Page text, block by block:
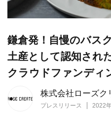
株式会社ローズク
プレスリリース 2022
鎌倉発！自慢のバス
土産として認知され
クラウドファンディ